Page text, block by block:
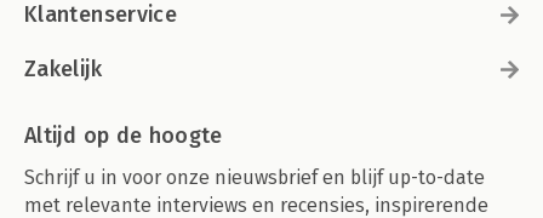
Klantenservice
Zakelijk
Altijd op de hoogte
Schrijf u in voor onze nieuwsbrief en blijf up-to-date
met relevante interviews en recensies, inspirerende